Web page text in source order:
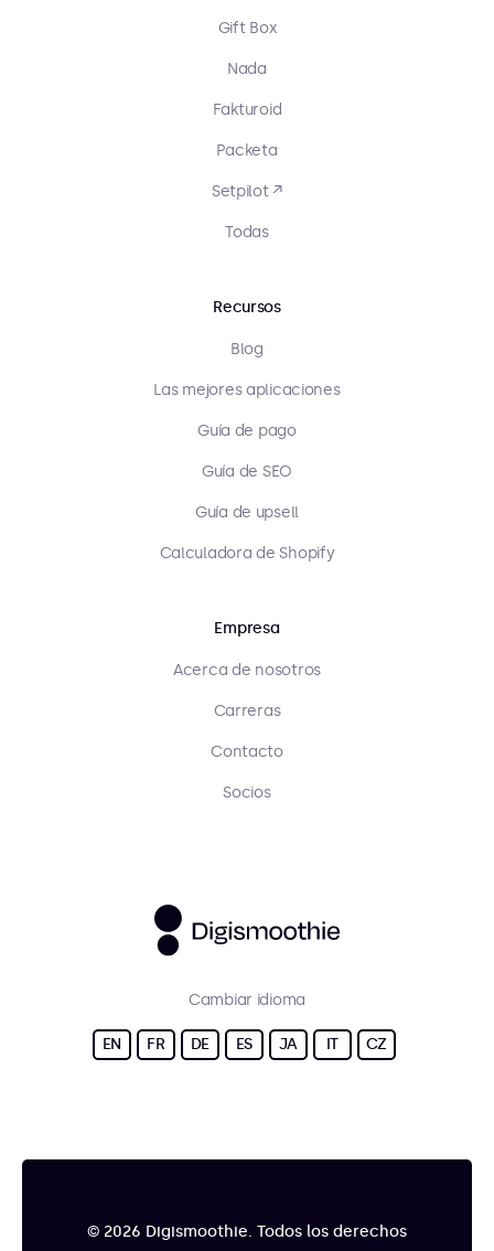
Gift Box
Nada
Fakturoid
Packeta
Setpilot ↗
Todas
Recursos
Blog
Las mejores aplicaciones
Guía de pago
Guía de SEO
Guía de upsell
Calculadora de Shopify
Empresa
Acerca de nosotros
Carreras
Contacto
Socios
Cambiar idioma
EN FR DE ES JA IT CZ
© 2026 Digismoothie. Todos los derechos